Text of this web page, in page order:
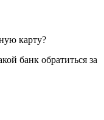
карту?
банк обратиться за